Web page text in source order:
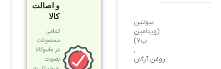
بیوتین
(ویتامین
ب7)
,
روغن آرگان
و اصالت
کالا
تمامی
محصولات
در ماسوکالا
بصورت